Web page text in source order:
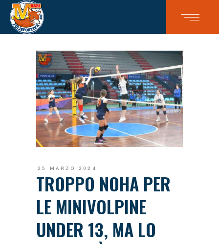
25 MARZO 2024
TROPPO NOHA PER
LE MINIVOLPINE
UNDER 13, MA LO